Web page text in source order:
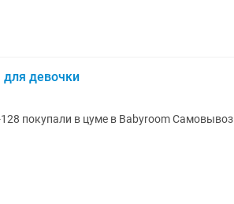
для девочки
покупали в цуме в Babyroom Самовывоз